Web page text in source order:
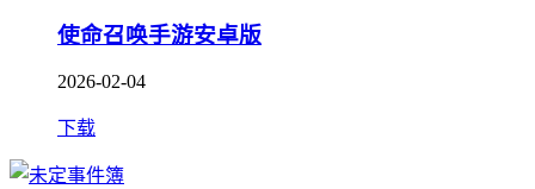
使命召唤手游安卓版
2026-02-04
下载